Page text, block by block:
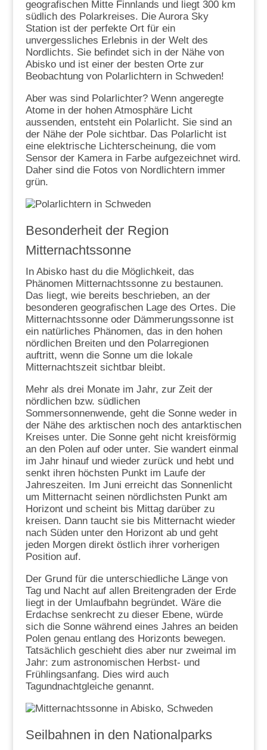
geografischen Mitte Finnlands und liegt 300 km
südlich des Polarkreises. Die Aurora Sky
Station ist der perfekte Ort für ein
unvergessliches Erlebnis in der Welt des
Nordlichts. Sie befindet sich in der Nähe von
Abisko und ist einer der besten Orte zur
Beobachtung von Polarlichtern in Schweden!
Aber was sind Polarlichter? Wenn angeregte
Atome in der hohen Atmosphäre Licht
aussenden, entsteht ein Polarlicht. Sie sind an
der Nähe der Pole sichtbar. Das Polarlicht ist
eine elektrische Lichterscheinung, die vom
Sensor der Kamera in Farbe aufgezeichnet wird.
Daher sind die Fotos von Nordlichtern immer
grün.
Besonderheit der Region
Mitternachtssonne
In Abisko hast du die Möglichkeit, das
Phänomen Mitternachtssonne zu bestaunen.
Das liegt, wie bereits beschrieben, an der
besonderen geografischen Lage des Ortes. Die
Mitternachtssonne oder Dämmerungssonne ist
ein natürliches Phänomen, das in den hohen
nördlichen Breiten und den Polarregionen
auftritt, wenn die Sonne um die lokale
Mitternachtszeit sichtbar bleibt.
Mehr als drei Monate im Jahr, zur Zeit der
nördlichen bzw. südlichen
Sommersonnenwende, geht die Sonne weder in
der Nähe des arktischen noch des antarktischen
Kreises unter. Die Sonne geht nicht kreisförmig
an den Polen auf oder unter. Sie wandert einmal
im Jahr hinauf und wieder zurück und hebt und
senkt ihren höchsten Punkt im Laufe der
Jahreszeiten. Im Juni erreicht das Sonnenlicht
um Mitternacht seinen nördlichsten Punkt am
Horizont und scheint bis Mittag darüber zu
kreisen. Dann taucht sie bis Mitternacht wieder
nach Süden unter den Horizont ab und geht
jeden Morgen direkt östlich ihrer vorherigen
Position auf.
Der Grund für die unterschiedliche Länge von
Tag und Nacht auf allen Breitengraden der Erde
liegt in der Umlaufbahn begründet. Wäre die
Erdachse senkrecht zu dieser Ebene, würde
sich die Sonne während eines Jahres an beiden
Polen genau entlang des Horizonts bewegen.
Tatsächlich geschieht dies aber nur zweimal im
Jahr: zum astronomischen Herbst- und
Frühlingsanfang. Dies wird auch
Tagundnachtgleiche genannt.
Seilbahnen in den Nationalparks